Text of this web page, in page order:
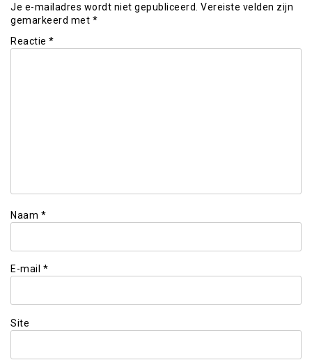
Je e-mailadres wordt niet gepubliceerd. Vereiste velden zijn
gemarkeerd met *
Reactie *
Naam *
E-mail *
Site